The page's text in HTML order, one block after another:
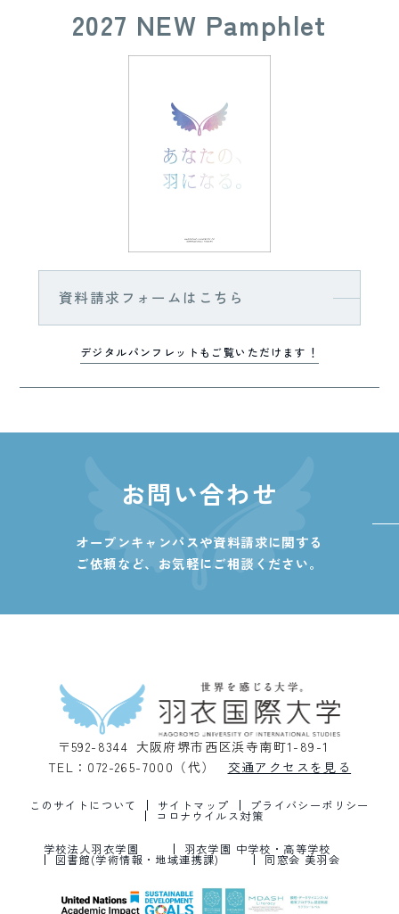
2027 NEW Pamphlet
資料請求フォームはこちら
デジタルパンフレットもご覧いただけます！
お問い合わせ
オープンキャンパスや資料請求に関する
ご依頼など、 お気軽にご相談ください。
〒592-8344 大阪府堺市西区浜寺南町1-89-1
TEL：072-265-7000（代）
交通アクセスを見る
このサイトについて サイトマップ プライバシーポリシー
コロナウイルス対策
学校法人羽衣学園 羽衣学園 中学校・高等学校
図書館(学術情報・地域連携課) 同窓会 美羽会